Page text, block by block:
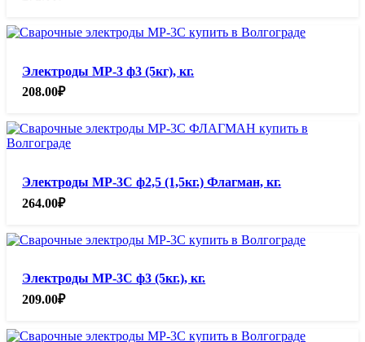
Электроды МР-3 ф3 (5кг), кг.
208.00₽
Электроды МР-3С ф2,5 (1,5кг.) Флагман, кг.
264.00₽
Электроды МР-3С ф3 (5кг.), кг.
209.00₽